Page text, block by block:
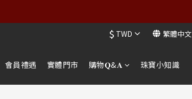
$ TWD 繁體中文
會員禮遇 實體門市 購物𝐐&𝐀 珠寶小知識